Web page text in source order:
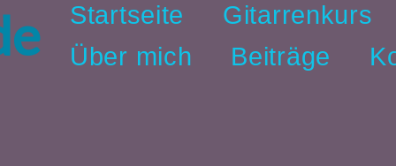
Startseite
Gitarrenkurs
Über mich
Beiträge